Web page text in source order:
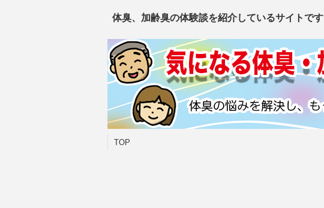
体臭、加齢臭の体験談を紹介しているサイトです
TOP